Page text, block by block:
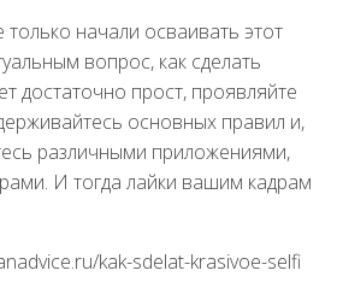
начали осваивать этот
вопрос, как сделать
достаточно прост, проявляйте
основных правил и,
различными приложениями,
И тогда лайки вашим кадрам
kak-sdelat-krasivoe-selfi